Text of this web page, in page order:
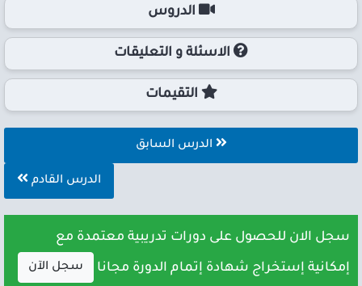
الدروس
الاسئلة و التعليقات
التقيمات
الدرس السابق
الدرس القادم
سجل الان للحصول على دورات تدريبية معتمدة مع
إمكانية إستخراج شهادة إتمام الدورة مجانا سجل الآن